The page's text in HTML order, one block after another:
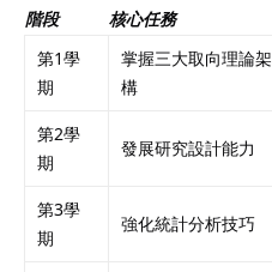
階段 核心任務
第1學
期
掌握三大取向理論架
構
第2學
期
發展研究設計能力
第3學
期
強化統計分析技巧